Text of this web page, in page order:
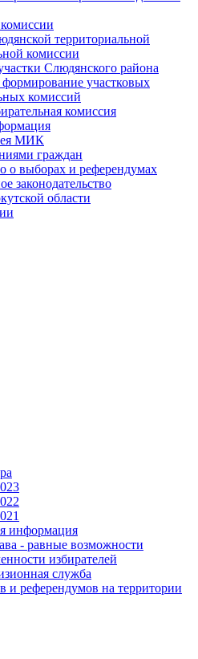
территориальной
комиссии
Слюдянского района
участковых
комиссий
комиссия
МИК
граждан
о выборах и референдумах
законодательство
области
информация
- равные возможности
избирателей
служба
и референдумов на территории